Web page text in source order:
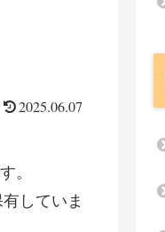
2025.06.07
。
していま